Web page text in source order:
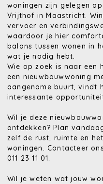
woningen zijn gelegen
Vrijthof in Maastricht.
vervoer en
waardoor je hier
balans tussen wonen in
wat je nodig hebt.
Wie op zoek is naar een
een nieuwbouwwoning
aangename buurt, vindt
interessante
Wil je deze
ontdekken? Plan
zelf de rust, ruimte en
woningen. Contacteer
011 23 11 01.
Wil je weten wat jouw